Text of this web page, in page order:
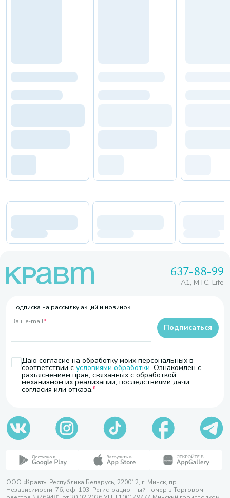
637-88-99
A1, МТС, Life
Подписка на рассылку акций и новинок
Ваш e-mail*
Даю согласие на обработку моих персональных в
соответствии с условиями обработки. Ознакомлен с
разъяснением прав, связанных с обработкой,
механизмом их реализации, последствиями дачи
согласия или отказа.
Подписаться
ООО «Кравт». Республика Беларусь, 220012, г. Минск, пр.
Независимости, 76, оф. 103. Регистрационный номер в Торговом